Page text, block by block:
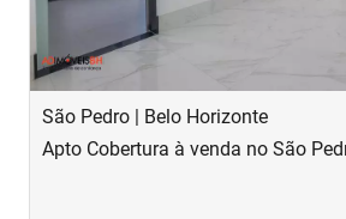
São Pedro | Belo Horizonte
Apto Cobertura à venda no São